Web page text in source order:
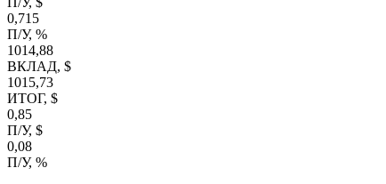
0,715
П/У, %
1014,88
ВКЛАД, $
1015,73
ИТОГ, $
0,85
П/У, $
0,08
П/У, %